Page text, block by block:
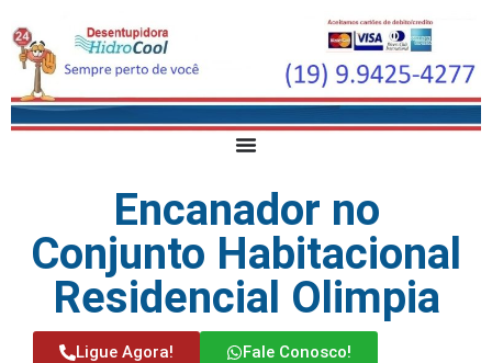
Encanador no
Conjunto Habitacional
Residencial Olimpia
Ligue Agora! Fale Conosco!